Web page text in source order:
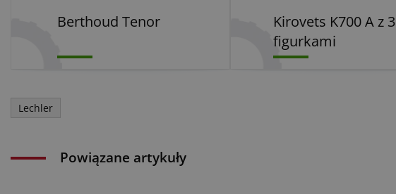
Berthoud Tenor
Kirovets K700 A z 3
figurkami
Lechler
Powiązane artykuły